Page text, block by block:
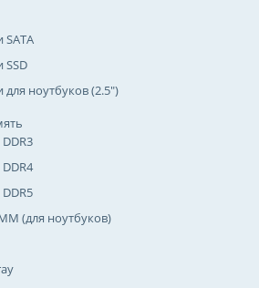
SATA
SSD
для ноутбуков (2.5")
(для ноутбуков)